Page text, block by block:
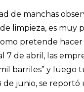
de manchas
limpieza, es
pretende
7 de abril, las
barriles” y luego
de junio, se